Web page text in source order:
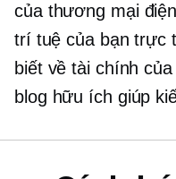
của thương mại
trí tuệ của bạn trực
biết về tài chính
blog hữu ích giúp